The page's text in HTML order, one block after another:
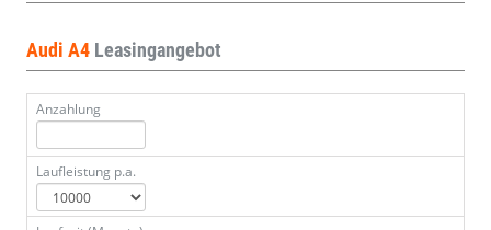
Audi A4 Leasingangebot
Anzahlung
Laufleistung p.a.